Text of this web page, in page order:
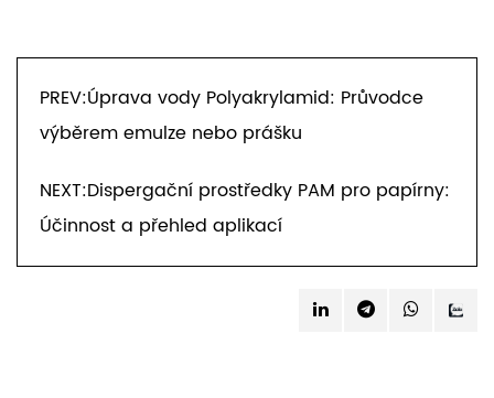
PREV:Úprava vody Polyakrylamid: Průvodce
výběrem emulze nebo prášku
NEXT:Dispergační prostředky PAM pro papírny:
Účinnost a přehled aplikací